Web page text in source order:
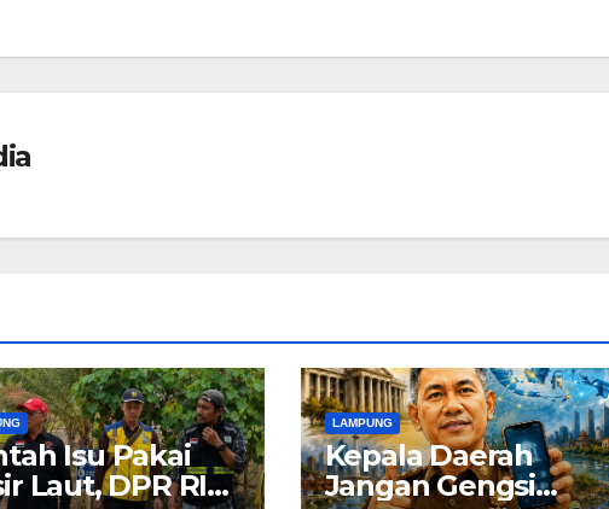
Isu Pakai
Laut, DPR RI
LAMPUNG
Kepala Daerah
Jangan Gengsi